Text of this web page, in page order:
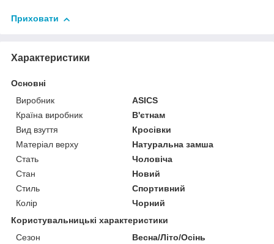
Приховати
Характеристики
Основні
Виробник
ASICS
Країна виробник
В'єтнам
Вид взуття
Кросівки
Матеріал верху
Натуральна замша
Стать
Чоловіча
Стан
Новий
Стиль
Спортивний
Колір
Чорний
Користувальницькі характеристики
Сезон
Весна/Літо/Осінь